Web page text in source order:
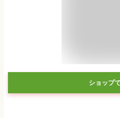
ショップ